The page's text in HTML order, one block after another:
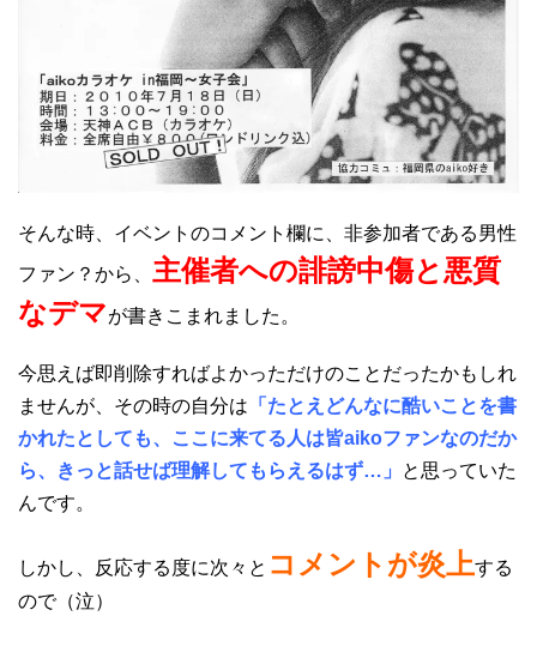
そんな時、イベントのコメント欄に、非参加者である男性
ファン？から、 主催者への誹謗中傷と悪質
なデマが書きこまれました。
今思えば即削除すればよかっただけのことだったかもしれ
ませんが、その時の自分は 「たとえどんなに酷いことを書
かれたとしても、ここに来てる人は皆aikoファンなのだか
ら、きっと話せば理解してもらえるはず…」
と思っていた
んです。
しかし、反応する度に次々と コメントが炎上する
ので（泣）